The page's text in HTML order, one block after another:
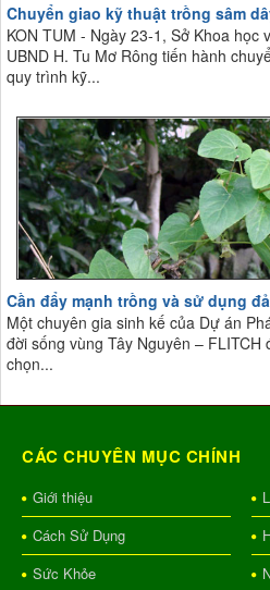
Chuyển giao kỹ thuật trồng sâm
KON TUM - Ngày 23-1, Sở Khoa học
UBND H. Tu Mơ Rông tiến hành
quy trình kỹ...
Cần đẩy mạnh trồng và sử dụng
Một chuyên gia sinh kế của Dự án
đời sống vùng Tây Nguyên –
chọn...
CÁC CHUYÊN MỤC CHÍNH
Giới thiệu
Cách Sử Dụng
Sức Khỏe